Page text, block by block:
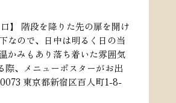
】 階段を降りた先の扉を開け
なので、日中は明るく日の当
かみもあり落ち着いた雰囲気
際、メニューポスターがお出
東京都新宿区百人町1-8-